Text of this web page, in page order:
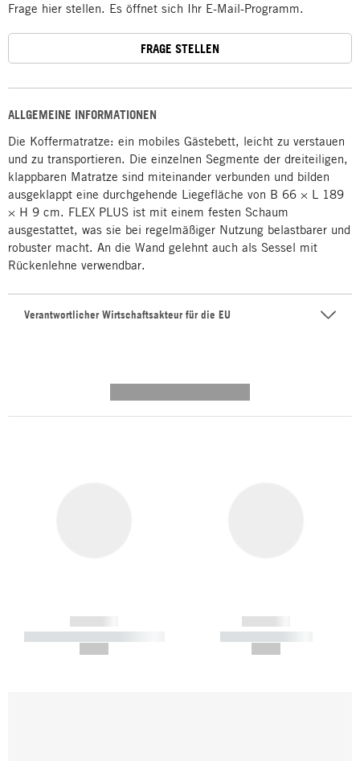
ALLGEMEINE INFORMATIONEN
Die Koffermatratze: ein mobiles Gästebett, leicht zu verstauen
und zu transportieren. Die einzelnen Segmente der dreiteiligen,
klappbaren Matratze sind miteinander verbunden und bilden
ausgeklappt eine durchgehende Liegefläche von B 66 × L 189
× H 9 cm. FLEX PLUS ist mit einem festen Schaum
ausgestattet, was sie bei regelmäßiger Nutzung belastbarer und
robuster macht. An die Wand gelehnt auch als Sessel mit
Rückenlehne verwendbar.
Verantwortlicher Wirtschaftsakteur für die EU
Frage hier stellen. Es öffnet sich Ihr E-Mail-Programm.
FRAGE STELLEN
------------
----------- ----------- -----------
------------
----------- -----------